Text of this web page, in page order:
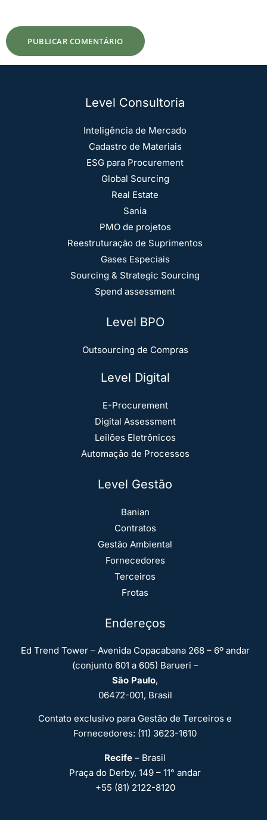
Level Consultoria
Inteligência de Mercado
Cadastro de Materiais
ESG para Procurement
Global Sourcing
Real Estate
Sania
PMO de projetos
Reestruturação de Suprimentos
Gases Especiais
Sourcing & Strategic Sourcing
Spend assessment
Level BPO
Outsourcing de Compras
Level Digital
E-Procurement
Digital Assessment
Leilões Eletrônicos
Automação de Processos
Level Gestão
Banian
Contratos
Gestão Ambiental
Fornecedores
Terceiros
Frotas
Endereços
Ed Trend Tower – Avenida Copacabana 268 – 6º andar
(conjunto 601 a 605) Barueri –
São Paulo,
06472-001, Brasil
Contato exclusivo para Gestão de Terceiros e
Fornecedores: (11) 3623-1610
Recife – Brasil
Praça do Derby, 149 – 11° andar
+55 (81) 2122-8120